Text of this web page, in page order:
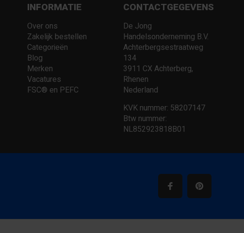
INFORMATIE
Over ons
Zakelijk bestellen
Categorieën
Blog
Merken
Vacatures
FSC® en PEFC
CONTACTGEGEVENS
De Jong
Handelsonderneming B.V.
Achterbergsestraatweg
134
3911 CX Achterberg,
Rhenen
Nederland
KVK nummer: 58207147
Btw nummer:
NL852923818B01